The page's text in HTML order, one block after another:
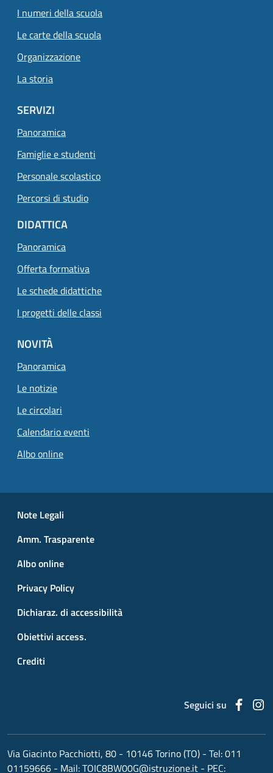
I numeri della scuola
Le carte della scuola
Organizzazione
La storia
SERVIZI
Panoramica
Famiglie e studenti
Personale scolastico
Percorsi di studio
DIDATTICA
Panoramica
Offerta formativa
Le schede didattiche
I progetti delle classi
NOVITÀ
Panoramica
Le notizie
Le circolari
Calendario eventi
Albo online
Small prints
Note Legali
Amm. Trasparente
Albo online
Privacy Policy
Dichiaraz. di accessibilità
Obiettivi access.
Crediti
Seguici su
Via Giacinto Pacchiotti, 80 - 10146 Torino (TO) - Tel:011
01159666 - Mail:TOIC8BW00G@istruzione.it - PEC: